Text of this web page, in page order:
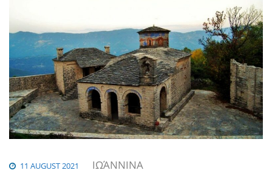
11 AUGUST 2021 ΙΩΆΝΝΙΝΑ